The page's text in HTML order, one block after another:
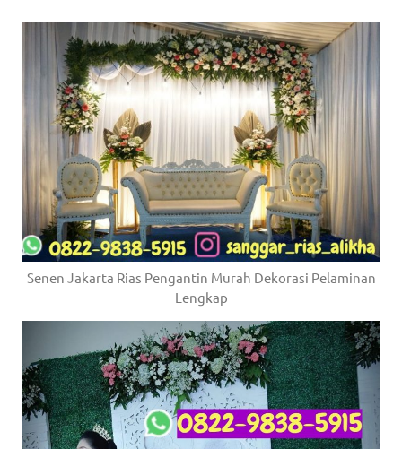
Senen Jakarta Rias Pengantin Murah Dekorasi Pelaminan
Lengkap